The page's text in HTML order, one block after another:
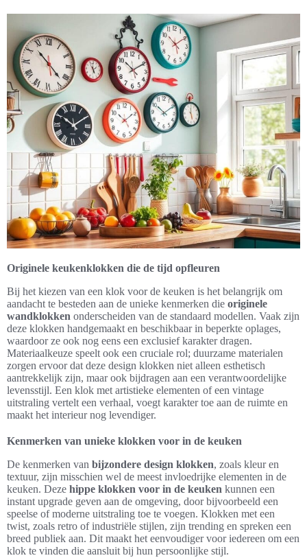
Originele keukenklokken die de tijd opfleuren
Bij het kiezen van een klok voor de keuken is het belangrijk om
aandacht te besteden aan de unieke kenmerken die originele
wandklokken onderscheiden van de standaard modellen. Vaak zijn
deze klokken handgemaakt en beschikbaar in beperkte oplages,
waardoor ze ook nog eens een exclusief karakter dragen.
Materiaalkeuze speelt ook een cruciale rol; duurzame materialen
zorgen ervoor dat deze design klokken niet alleen esthetisch
aantrekkelijk zijn, maar ook bijdragen aan een verantwoordelijke
levensstijl. Een klok met artistieke elementen of een vintage
uitstraling vertelt een verhaal, voegt karakter toe aan de ruimte en
maakt het interieur nog levendiger.
Kenmerken van unieke klokken voor in de keuken
De kenmerken van bijzondere design klokken, zoals kleur en
textuur, zijn misschien wel de meest invloedrijke elementen in de
keuken. Deze hippe klokken voor in de keuken kunnen een
instant upgrade geven aan de omgeving, door bijvoorbeeld een
speelse of moderne uitstraling toe te voegen. Klokken met een
twist, zoals retro of industriële stijlen, zijn trending en spreken een
breed publiek aan. Dit maakt het eenvoudiger voor iedereen om een
klok te vinden die aansluit bij hun persoonlijke stijl.